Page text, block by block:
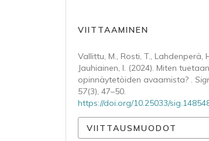
VIITTAAMINEN
Vallittu, M., Rosti, T., Lahdenperä,
Jauhiainen, I. (2024). Miten tuetaan
opinnäytetöiden avaamista? .
57(3), 47–50.
https://doi.org/10.25033/
VIITTAUSMUODOT